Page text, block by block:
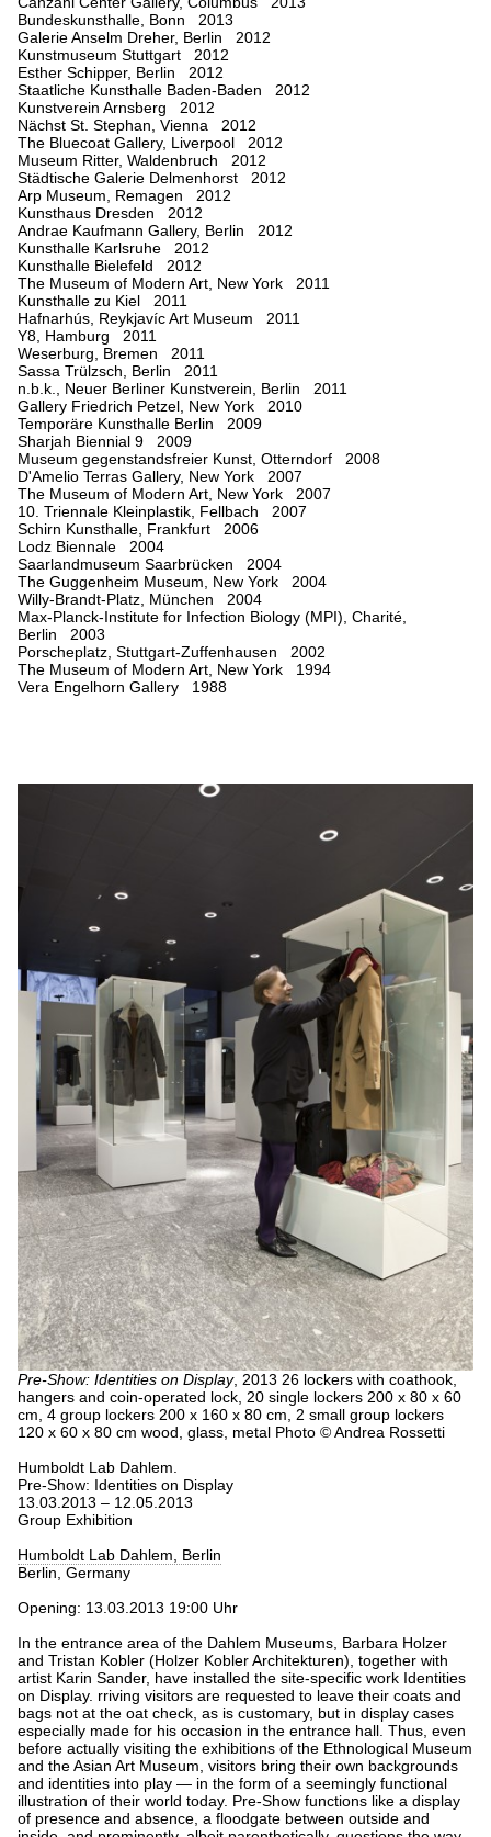
Bundeskunsthalle, Bonn 2013
Galerie Anselm Dreher, Berlin 2012
Kunstmuseum Stuttgart 2012
Esther Schipper, Berlin 2012
Staatliche Kunsthalle Baden-Baden 2012
Kunstverein Arnsberg 2012
Nächst St. Stephan, Vienna 2012
The Bluecoat Gallery, Liverpool 2012
Museum Ritter, Waldenbruch 2012
Städtische Galerie Delmenhorst 2012
Arp Museum, Remagen 2012
Kunsthaus Dresden 2012
Andrae Kaufmann Gallery, Berlin 2012
Kunsthalle Karlsruhe 2012
Kunsthalle Bielefeld 2012
The Museum of Modern Art, New York 2011
Kunsthalle zu Kiel 2011
Hafnarhús, Reykjavíc Art Museum 2011
Y8, Hamburg 2011
Weserburg, Bremen 2011
Sassa Trülzsch, Berlin 2011
n.b.k., Neuer Berliner Kunstverein, Berlin 2011
Gallery Friedrich Petzel, New York 2010
Temporäre Kunsthalle Berlin 2009
Sharjah Biennial 9 2009
Museum gegenstandsfreier Kunst, Otterndorf 2008
D'Amelio Terras Gallery, New York 2007
The Museum of Modern Art, New York 2007
10. Triennale Kleinplastik, Fellbach 2007
Schirn Kunsthalle, Frankfurt 2006
Lodz Biennale 2004
Saarlandmuseum Saarbrücken 2004
The Guggenheim Museum, New York 2004
Willy-Brandt-Platz, München 2004
Max-Planck-Institute for Infection Biology (MPI), Charité,
Berlin 2003
Porscheplatz, Stuttgart-Zuffenhausen 2002
The Museum of Modern Art, New York 1994
Vera Engelhorn Gallery 1988
Pre-Show: Identities on Display, 2013 26 lockers with coathook,
hangers and coin-operated lock, 20 single lockers 200 x 80 x 60
cm, 4 group lockers 200 x 160 x 80 cm, 2 small group lockers
120 x 60 x 80 cm wood, glass, metal Photo © Andrea Rossetti
Humboldt Lab Dahlem.
Pre-Show: Identities on Display
13.03.2013 – 12.05.2013
Group Exhibition
Humboldt Lab Dahlem, Berlin
Berlin, Germany
Opening: 13.03.2013 19:00 Uhr
In the entrance area of the Dahlem Museums, Barbara Holzer
and Tristan Kobler (Holzer Kobler Architekturen), together with
artist Karin Sander, have installed the site-specific work Identities
on Display. rriving visitors are requested to leave their coats and
bags not at the oat check, as is customary, but in display cases
especially made for his occasion in the entrance hall. Thus, even
before actually visiting the exhibitions of the Ethnological Museum
and the Asian Art Museum, visitors bring their own backgrounds
and identities into play — in the form of a seemingly functional
illustration of their world today. Pre-Show functions like a display
of presence and absence, a floodgate between outside and